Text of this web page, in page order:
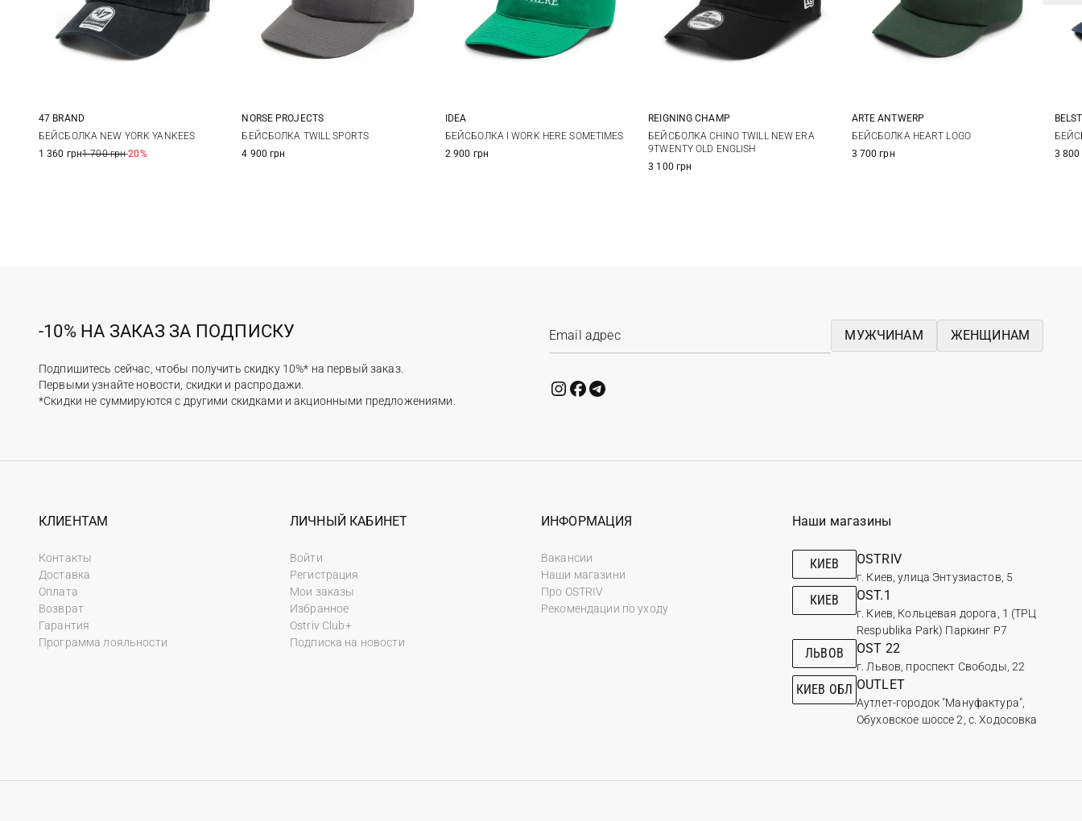
One size
47 BRAND
БЕЙСБОЛКА NEW YORK YANKEES
1 360 грн1 700 грн-20%
One size
NORSE PROJECTS
БЕЙСБОЛКА TWILL SPORTS
4 900 грн
One size
IDEA
БЕЙСБОЛКА I WORK HERE SOMETIMES
2 900 грн
One size
REIGNING CHAMP
БЕЙСБОЛКА CHINO TWILL NEW ERA
9TWENTY OLD ENGLISH
3 100 грн
One size
ARTE ANTWERP
БЕЙСБОЛКА HEART LOGO
3 700 грн
3 800
-10% НА ЗАКАЗ ЗА ПОДПИСКУ
Подпишитесь сейчас, чтобы получить скидку 10%* на первый заказ.
Первыми узнайте новости, скидки и распродажи.
*Скидки не суммируются с другими скидками и акционными предложениями.
МУЖЧИНАМ ЖЕНЩИНАМ
КЛИЕНТАМ
Контакты
Доставка
Оплата
Возврат
Гарантия
Программа лояльности
ЛИЧНЫЙ КАБИНЕТ
Войти
Регистрация
Мои заказы
Избранное
Ostriv Club+
Подписка на новости
ИНФОРМАЦИЯ
Вакансии
Наши магазини
Про OSTRIV
Рекомендации по уходу
Наши магазины
КИЕВ OSTRIV
г. Киев, улица Энтузиастов, 5
КИЕВ OST.1
г. Киев, Кольцевая дорога, 1 (ТРЦ
Respublika Park) Паркинг Р7
ЛЬВОВ OST 22
г. Львов, проспект Свободы, 22
КИЕВ ОБЛ OUTLET
Аутлет-городок "Мануфактура",
Обуховское шоссе 2, с. Ходосовка